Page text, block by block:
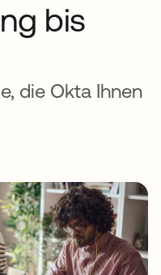
bis
die Okta Ihnen